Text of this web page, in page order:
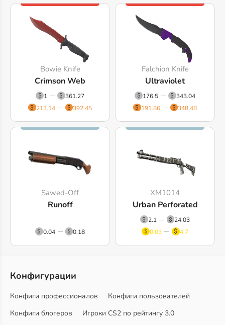
Bowie Knife
Crimson Web
1
361.27
213.14
392.45
Falchion Knife
Ultraviolet
176.5
343.04
191.86
348.48
Sawed-Off
Runoff
0.04 0.18
XM1014
Urban Perforated
2.1
24.03
0.03
4.7
Конфигурации
Конфиги профессионалов
Конфиги пользователей
Конфиги блогеров
Игроки CS2 по рейтингу 3.0